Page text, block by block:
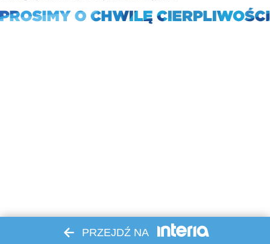
PRZEJDŹ NA